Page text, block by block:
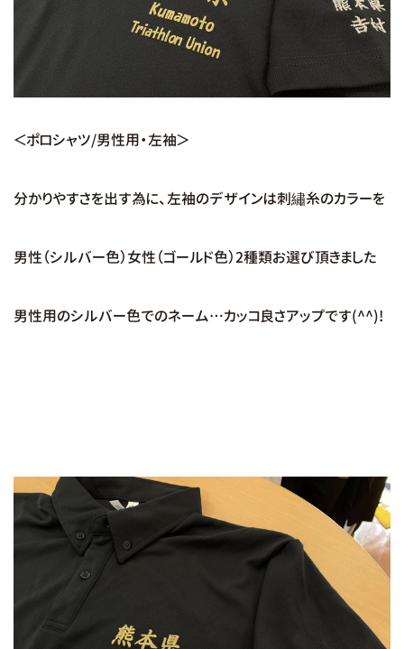
＜ポロシャツ/男性用・左袖＞
分かりやすさを出す為に、左袖のデザインは刺繡糸のカラーを
男性（シルバー色）女性（ゴールド色）2種類お選び頂きました
男性用のシルバー色でのネーム…カッコ良さアップです(^^)!